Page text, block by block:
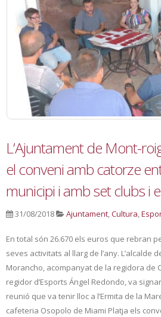
L’Ajuntament de Mont-
el conveni amb catorze
municipi i amb set clubs i
31/08/2018 Ajuntament,Cultura,
En total són 26.670 els euros que rebran
seves activitats al llarg de l’any. L’alcalde
Morancho, acompanyat de la regidora de
regidor d’Esports Ángel Redondo, va
reunió que va tenir lloc a l’Ermita de la
cafeteria Osopolo de Miami Platja els